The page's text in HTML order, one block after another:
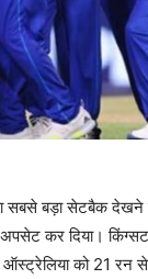
बड़ा सेटबैक देखने
अपसेट कर दिया।
ऑस्ट्रेलिया को 21